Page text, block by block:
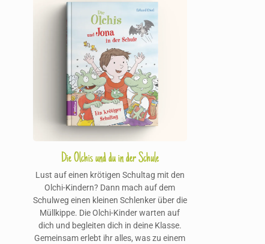
Die Olchis und du in der Schule
Lust auf einen krötigen Schultag mit den
Olchi-Kindern? Dann mach auf dem
Schulweg einen kleinen Schlenker über die
Müllkippe. Die Olchi-Kinder warten auf
dich und begleiten dich in deine Klasse.
Gemeinsam erlebt ihr alles, was zu einem